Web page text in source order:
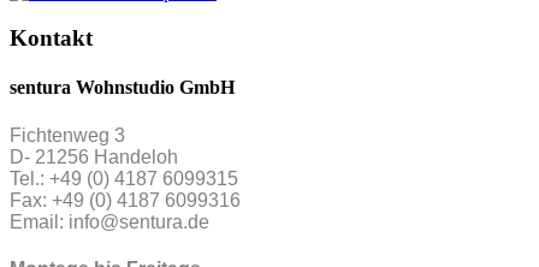
Kontakt
sentura Wohnstudio GmbH
Fichtenweg 3
D- 21256 Handeloh
Tel.: +49 (0) 4187 6099315
Fax: +49 (0) 4187 6099316
Email: info@sentura.de